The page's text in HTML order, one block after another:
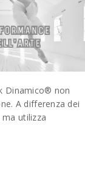
Dinamico® non
A differenza dei
utilizza